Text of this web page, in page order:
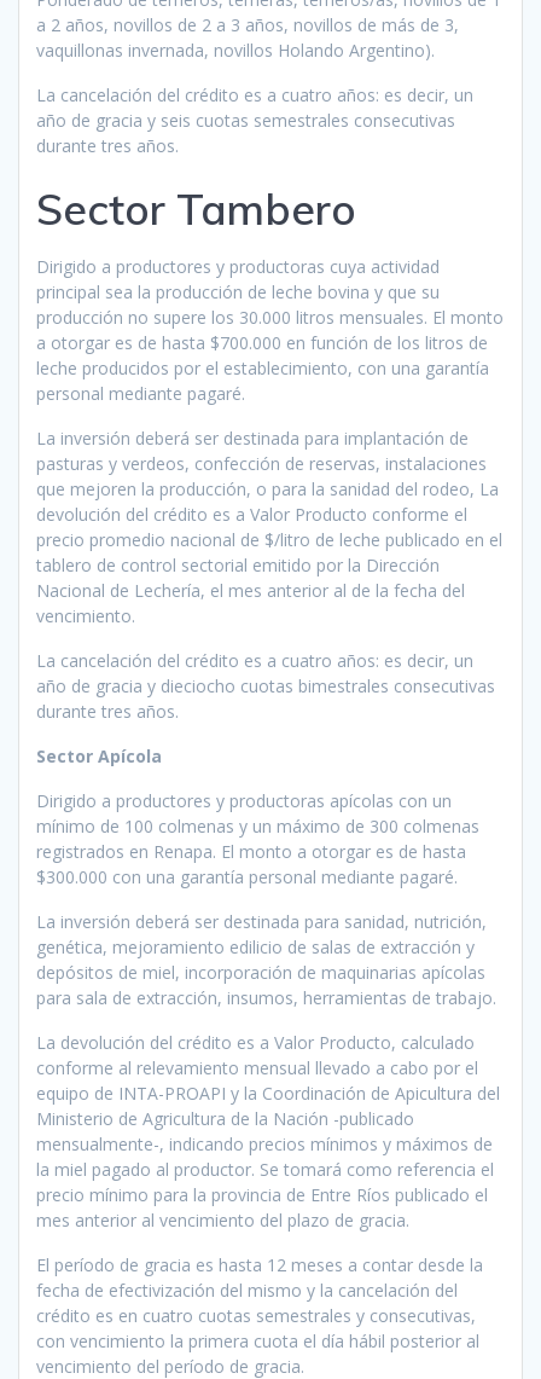
a 2 años, novillos de 2 a 3 años, novillos de más de 3,
vaquillonas invernada, novillos Holando Argentino).
La cancelación del crédito es a cuatro años: es decir, un
año de gracia y seis cuotas semestrales consecutivas
durante tres años.
Sector Tambero
Dirigido a productores y productoras cuya actividad
principal sea la producción de leche bovina y que su
producción no supere los 30.000 litros mensuales. El monto
a otorgar es de hasta $700.000 en función de los litros de
leche producidos por el establecimiento, con una garantía
personal mediante pagaré.
La inversión deberá ser destinada para implantación de
pasturas y verdeos, confección de reservas, instalaciones
que mejoren la producción, o para la sanidad del rodeo, La
devolución del crédito es a Valor Producto conforme el
precio promedio nacional de $/litro de leche publicado en el
tablero de control sectorial emitido por la Dirección
Nacional de Lechería, el mes anterior al de la fecha del
vencimiento.
La cancelación del crédito es a cuatro años: es decir, un
año de gracia y dieciocho cuotas bimestrales consecutivas
durante tres años.
Sector Apícola
Dirigido a productores y productoras apícolas con un
mínimo de 100 colmenas y un máximo de 300 colmenas
registrados en Renapa. El monto a otorgar es de hasta
$300.000 con una garantía personal mediante pagaré.
La inversión deberá ser destinada para sanidad, nutrición,
genética, mejoramiento edilicio de salas de extracción y
depósitos de miel, incorporación de maquinarias apícolas
para sala de extracción, insumos, herramientas de trabajo.
La devolución del crédito es a Valor Producto, calculado
conforme al relevamiento mensual llevado a cabo por el
equipo de INTA-PROAPI y la Coordinación de Apicultura del
Ministerio de Agricultura de la Nación -publicado
mensualmente-, indicando precios mínimos y máximos de
la miel pagado al productor. Se tomará como referencia el
precio mínimo para la provincia de Entre Ríos publicado el
mes anterior al vencimiento del plazo de gracia.
El período de gracia es hasta 12 meses a contar desde la
fecha de efectivización del mismo y la cancelación del
crédito es en cuatro cuotas semestrales y consecutivas,
con vencimiento la primera cuota el día hábil posterior al
vencimiento del período de gracia.